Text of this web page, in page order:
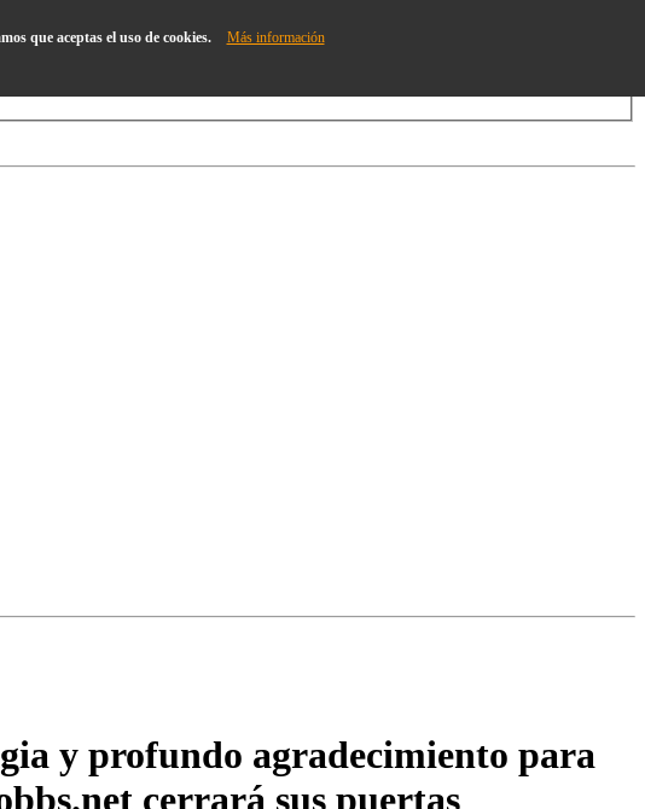
que aceptas el uso de cookies. Más información
y profundo agradecimiento para
cerrará sus puertas